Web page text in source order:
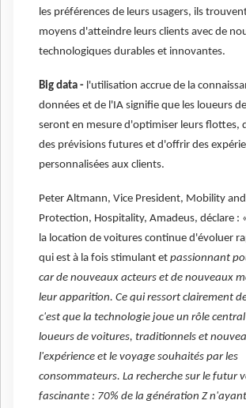
les préférences de leurs usagers, ils
moyens d'atteindre leurs clients avec de
technologiques durables et innovantes.
Big data - l'utilisation accrue de la
données et de l'IA signifie que les loueurs
seront en mesure d'optimiser leurs flottes,
des prévisions futures et d'offrir des
personnalisées aux clients.
Peter Altmann, Vice President, Mobility
Protection, Hospitality, Amadeus, déclare :
la location de voitures continue d'évoluer
qui est à la fois stimulant et passionnant
car de nouveaux acteurs et de nouveaux
leur apparition. Ce qui ressort clairement
c'est que la technologie joue un rôle
loueurs de voitures, traditionnels et
l'expérience et le voyage souhaités par les
consommateurs. La recherche sur le futur
fascinante : 70% de la génération Z